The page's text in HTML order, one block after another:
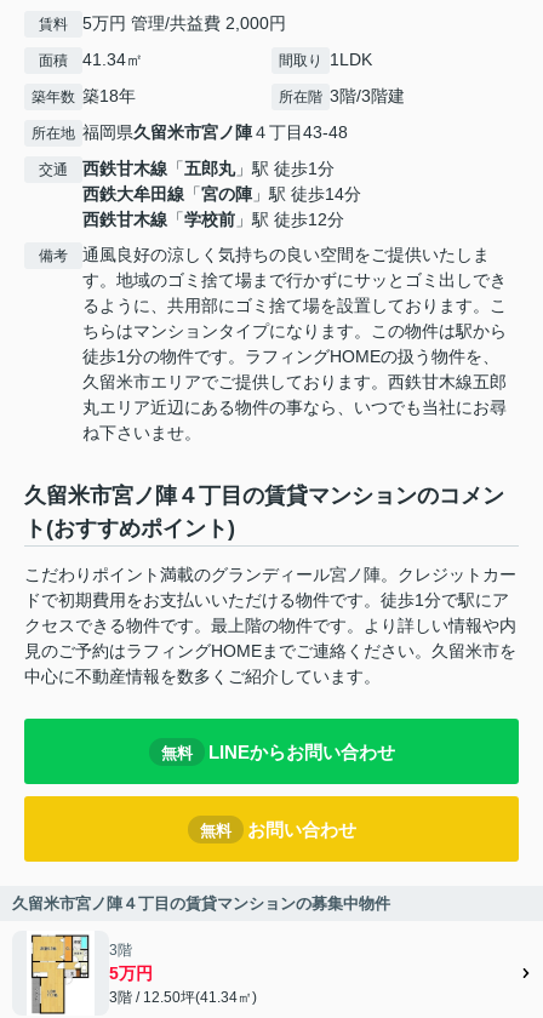
賃料 5万円 管理/共益費 2,000円
面積 41.34㎡ 間取り 1LDK
築年数 築18年 所在階 3階/3階建
所在地 福岡県久留米市宮ノ陣４丁目43-48
交通 西鉄甘木線 「五郎丸」駅 徒歩1分
西鉄大牟田線 「宮の陣」駅 徒歩14分
西鉄甘木線 「学校前 」駅 徒歩12分
備考
通風良好の涼しく気持ちの良い空間をご提供いたしま
す。地域のゴミ捨て場まで行かずにサッとゴミ出しでき
るように、共用部にゴミ捨て場を設置しております。こ
ちらはマンションタイプになります。この物件は駅から
徒歩1分の物件です。ラフィングHOMEの扱う物件を、
久留米市エリアでご提供しております。西鉄甘木線五郎
丸エリア近辺にある物件の事なら、いつでも当社にお尋
ね下さいませ。
久留米市宮ノ陣４丁目の賃貸マンションのコメン
ト(おすすめポイント)
こだわりポイント満載のグランディール宮ノ陣。クレジットカー
ドで初期費用をお支払いいただける物件です。徒歩1分で駅にア
クセスできる物件です。最上階の物件です。より詳しい情報や内
見のご予約はラフィングHOMEまでご連絡ください。久留米市を
中心に不動産情報を数多くご紹介しています。
無料 LINEからお問い合わせ
無料 お問い合わせ
久留米市宮ノ陣４丁目の賃貸マンションの募集中物件
3階
5万円
3階 / 12.50坪(41.34㎡)